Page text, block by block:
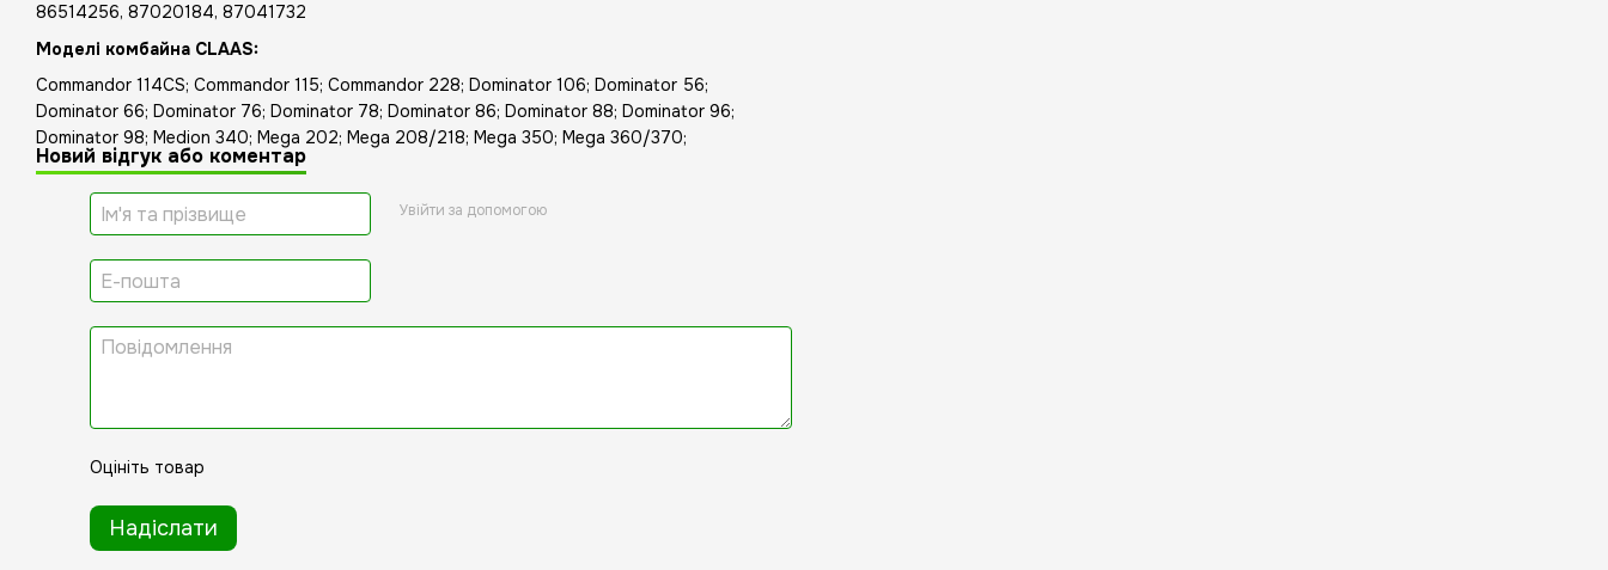
86514256, 87020184, 87041732
Моделі комбайна CLAAS:
Commandor 114CS; Commandor 115; Commandor 228; Dominator 106; Dominator 56;
Dominator 66; Dominator 76; Dominator 78; Dominator 86; Dominator 88; Dominator 96;
Dominator 98; Medion 340; Mega 202; Mega 208/218; Mega 350; Mega 360/370;
Новий відгук або коментар
Увійти за допомогою
Оцініть товар
Надіслати